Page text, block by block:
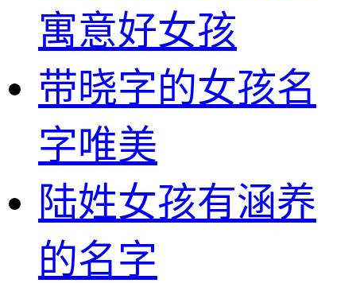
寓意好女孩
带晓字的女孩名
字唯美
陆姓女孩有涵养
的名字